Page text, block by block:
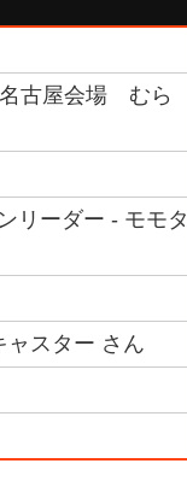
名古屋会場 むら
リーダー - モモタ
ャスター さん